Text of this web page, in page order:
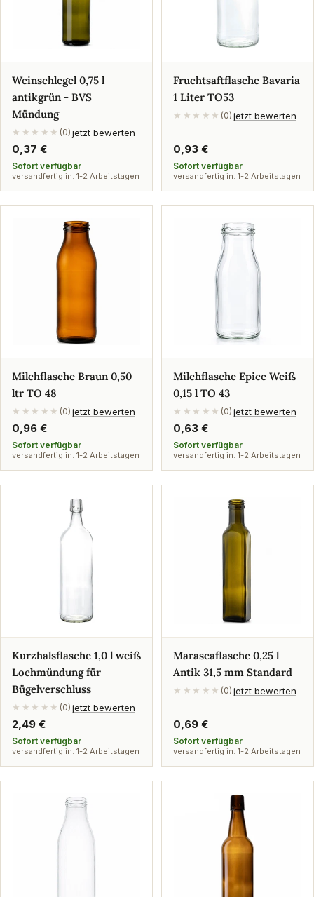
Weinschlegel 0,75 l
antikgrün - BVS
Mündung
★★★★★ (0) jetzt bewerten
Regulärer
Preis
0,37 €
Sofort verfügbar
versandfertig in: 1-2 Arbeitstagen
Fruchtsaftflasche Bavaria
1 Liter TO53
★★★★★ (0) jetzt bewerten
Regulärer
Preis
0,93 €
Sofort verfügbar
versandfertig in: 1-2 Arbeitstagen
Milchflasche Braun 0,50
ltr TO 48
★★★★★ (0) jetzt bewerten
Regulärer
Preis
0,96 €
Sofort verfügbar
versandfertig in: 1-2 Arbeitstagen
Milchflasche Epice Weiß
0,15 l TO 43
★★★★★ (0) jetzt bewerten
Regulärer
Preis
0,63 €
Sofort verfügbar
versandfertig in: 1-2 Arbeitstagen
Kurzhalsflasche 1,0 l weiß
Lochmündung für
Bügelverschluss
★★★★★ (0) jetzt bewerten
Regulärer
Preis
2,49 €
Sofort verfügbar
versandfertig in: 1-2 Arbeitstagen
Marascaflasche 0,25 l
Antik 31,5 mm Standard
★★★★★ (0) jetzt bewerten
Regulärer
Preis
0,69 €
Sofort verfügbar
versandfertig in: 1-2 Arbeitstagen